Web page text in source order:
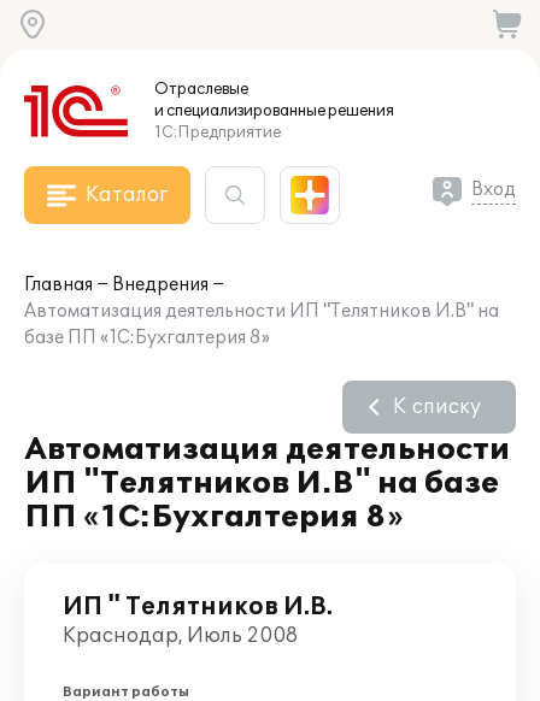
Отраслевые
и специализированныерешения
1С:Предприятие
Каталог Вход
Главная
Внедрения
Автоматизация деятельности ИП "Телятников И.В" на
базе ПП «1С:Бухгалтерия 8»
Автоматизация деятельности
ИП "Телятников И.В" на базе
ПП «1С:Бухгалтерия 8»
К списку
ИП " Телятников И.В.
Краснодар, Июль 2008
Вариант работы